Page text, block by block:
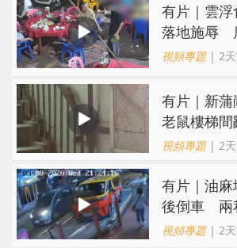
有片｜雲
落地施辱
施彼身獲老
視頻專題| 2天
有片｜新
老鼠樓梯
親：每次經
視頻專題| 2天
有片｜油麻
後倒車
司機不顧而
視頻專題| 2天